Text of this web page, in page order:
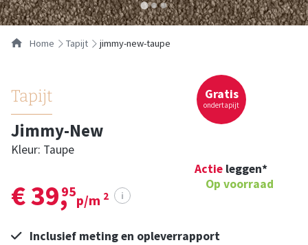
Home tapijt jimmy-new-taupe
Tapijt
Jimmy-New
Kleur: Taupe
€ 39,
95
p/m 2 i
Actie leggen*
Op voorraad
Inclusief meting en opleverrapport
Gratis
ondertapijt